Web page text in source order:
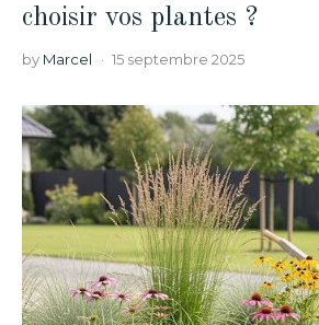
choisir vos plantes ?
by Marcel 15 septembre 2025